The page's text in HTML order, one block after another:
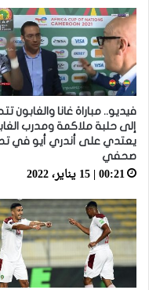
فيديو.. مباراة غانا والغابون
إلى حلبة ملاكمة ومدرب
يعتدي على أندري أيو في
صحفي
00:21 | 15 يناير، 2022